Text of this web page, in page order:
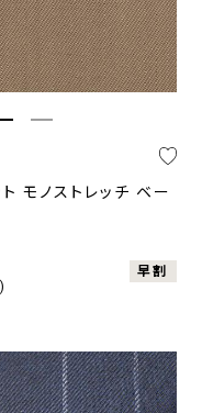
ト モノストレッチ ベー
早割